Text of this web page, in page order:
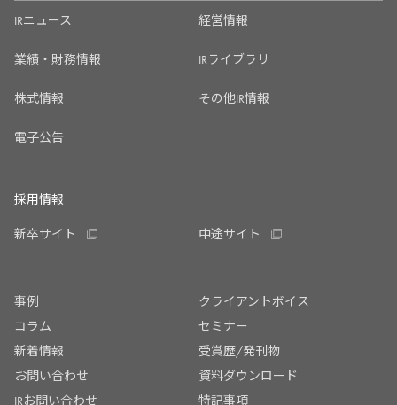
IRニュース 経営情報
業績・財務情報 IRライブラリ
株式情報 その他IR情報
電子公告
採用情報
新卒サイト 中途サイト
事例
クライアントボイス
コラム
セミナー
新着情報
受賞歴/発刊物
お問い合わせ
資料ダウンロード
IRお問い合わせ
特記事項